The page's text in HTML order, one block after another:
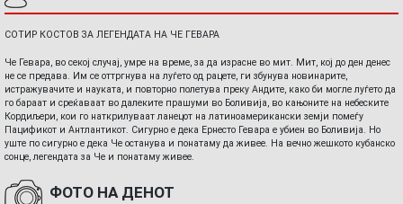
СОТИР КОСТОВ ЗА ЛЕГЕНДАТА НА ЧЕ ГЕВАРА
Че Гевара, во секој случај, умре на време, за да израсне во мит. Мит, кој до ден денес
не се предава. Им се оттргнува на луѓето од рацете, ги збунува новинарите,
истражувачите и науката, и повторно полетува преку Андите, како би могле луѓето да
го бараат и среќаваат во далеките прашуми во Боливија, во кањоните на небеските
Кордиљери, кои го наткрилуваат ланецот на латиноамерикански земји помеѓу
Пацификот и Антлантикот. Сигурно е дека Ернесто Гевара е убиен во Боливија. Но
уште по сигурно е дека Че останува и понатаму да живее. На вечно жешкото кубанско
сонце, легендата за Че и понатаму живее.
ФОТО НА ДЕНОТ